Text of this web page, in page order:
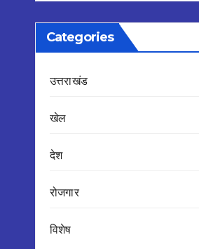
Categories
उत्तराखंड
खेल
देश
रोजगार
विशेष